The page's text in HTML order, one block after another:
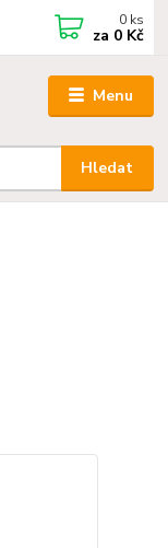
Menu
Hledat
0 ks
za 0 Kč